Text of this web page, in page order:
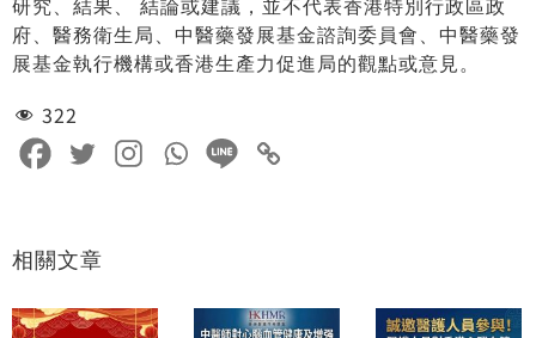
府、醫務衛生局、中醫藥發展基金諮詢委員會、中醫藥發
展基金執行機構或香港生產力促進局的觀點或意見。
322
相關文章